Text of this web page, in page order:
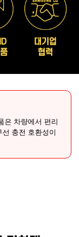
은 차량에서 편리
충전 호환성이